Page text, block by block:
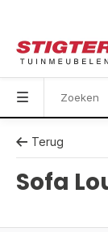
Terug
Sofa